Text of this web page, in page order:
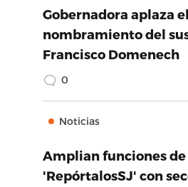
Gobernadora aplaza el
nombramiento del
Francisco Domenech
0
Noticias
Amplian funciones
'RepórtalosSJ' con